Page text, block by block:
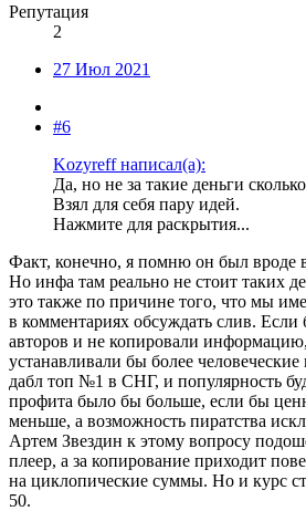
Репутация
2
27 Июл 2021
#6
Kozyreff написал(а):
Да, но не за такие деньги
Взял для себя пару идей.
Нажмите для раскрытия...
Факт, конечно, я помню он был вроде
Но инфа там реально не стоит таких
это также по причине того, что мы
в комментариях обсуждать слив. Если
авторов и не копировали
устанавливали бы более
дабл топ №1 в СНГ, и популярность
профита было бы больше, если бы
меньше, а возможность пиратства
Артем Звездин к этому вопросу
плеер, а за копирование приходит
на циклопические суммы. Но и курс
50.